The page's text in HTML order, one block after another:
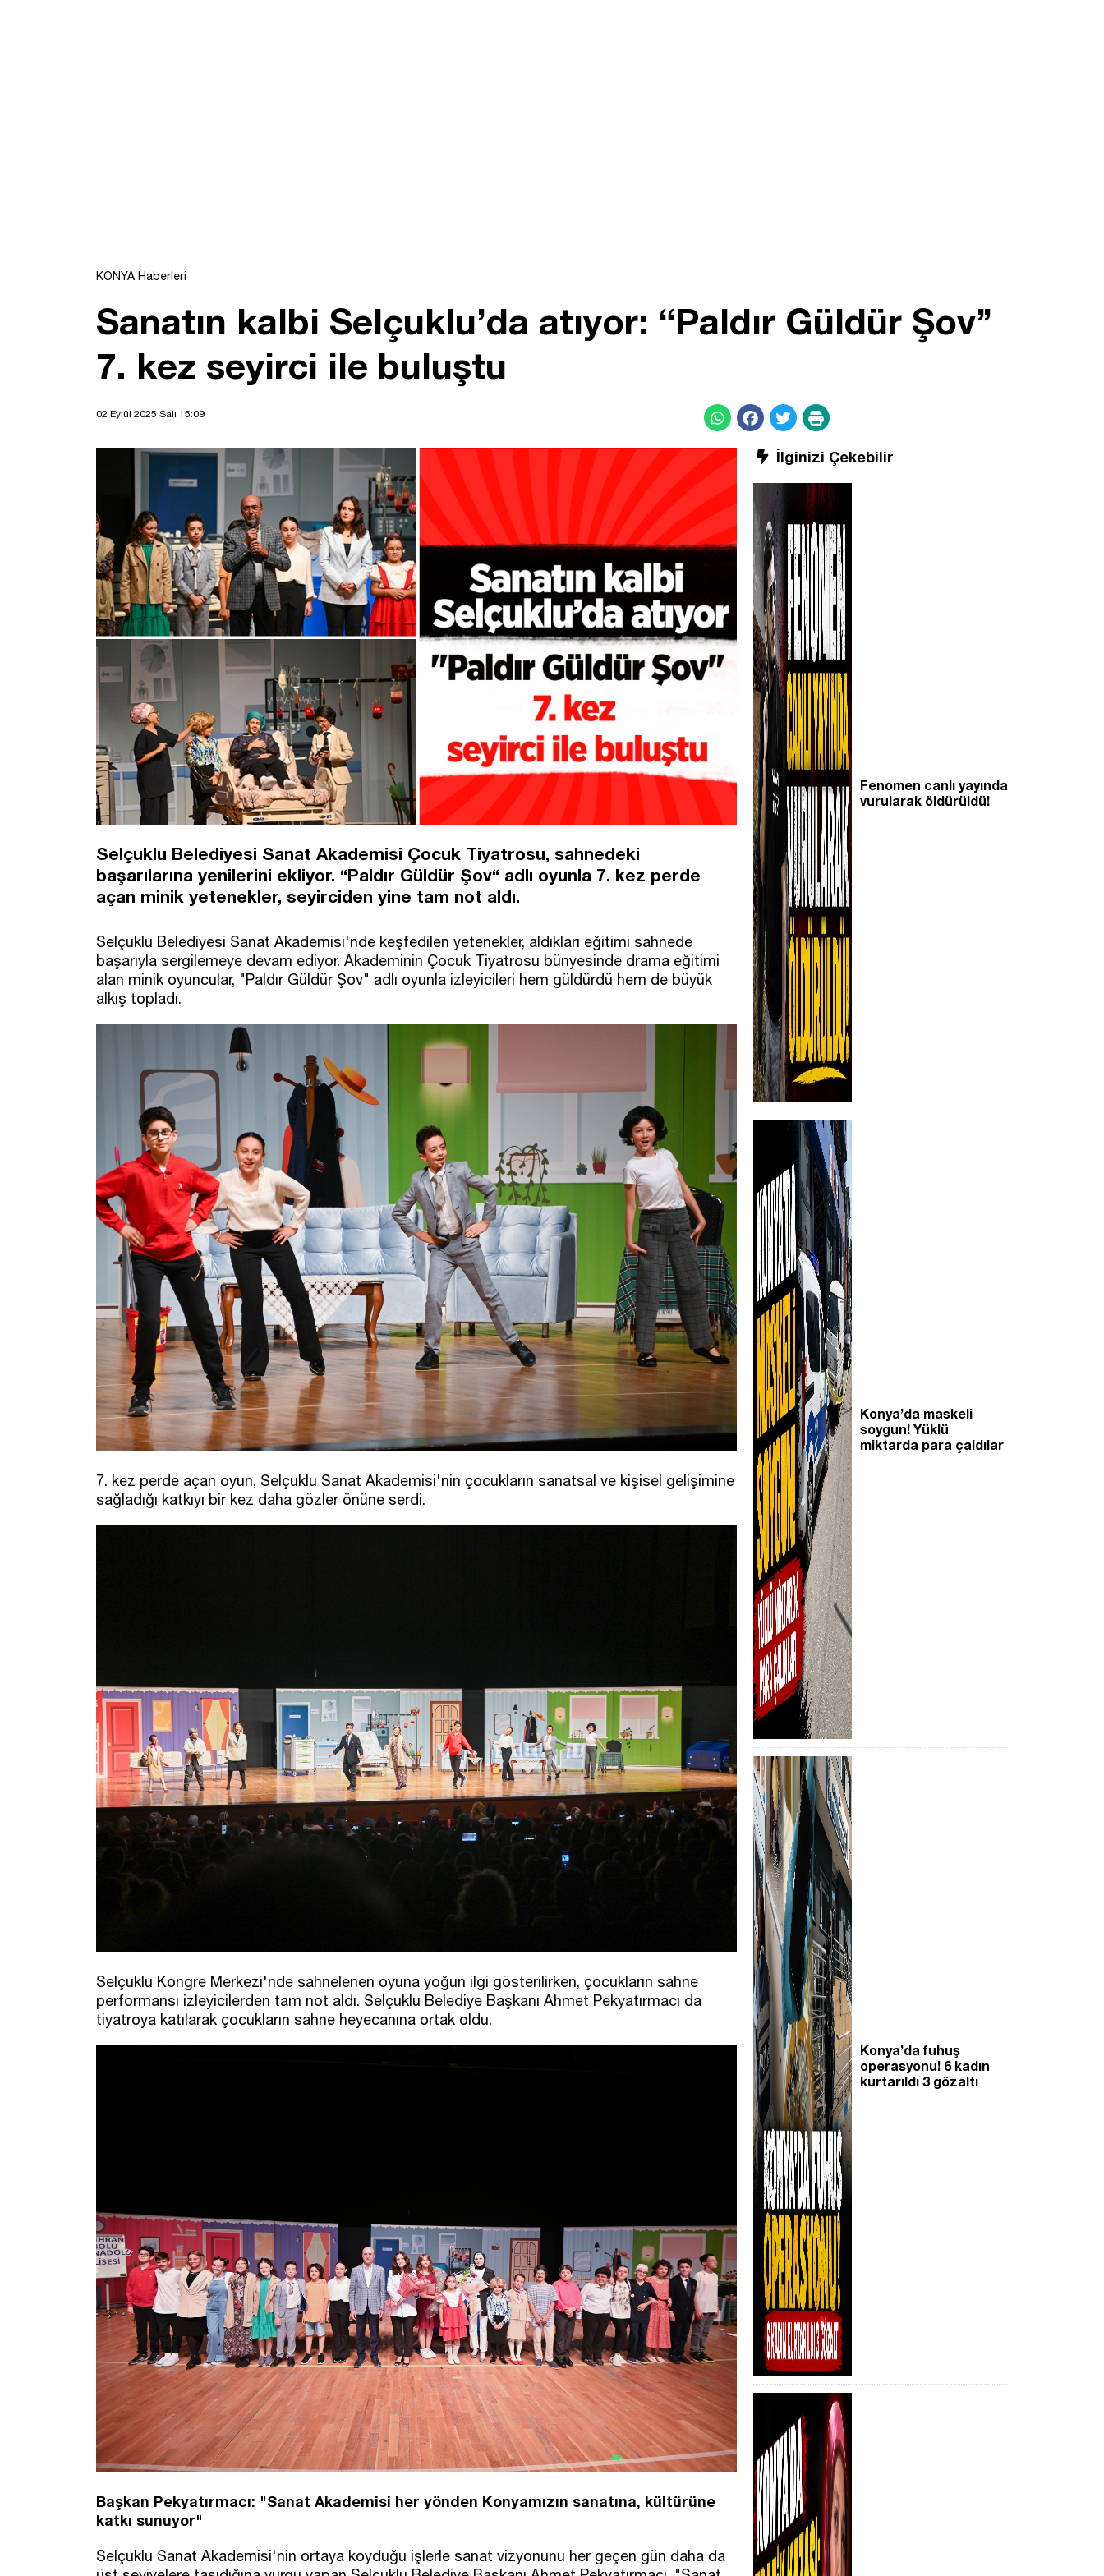
KONYA Haberleri
Sanatın kalbi Selçuklu’da atıyor: “Paldır Güldür Şov’’
7. kez seyirci ile buluştu
02 Eylül 2025 Salı 15:09
Selçuklu Belediyesi Sanat Akademisi Çocuk Tiyatrosu, sahnedeki
başarılarına yenilerini ekliyor. “Paldır Güldür Şov“ adlı oyunla 7. kez perde
açan minik yetenekler, seyirciden yine tam not aldı.
Selçuklu Belediyesi Sanat Akademisi'nde keşfedilen yetenekler, aldıkları eğitimi sahnede
başarıyla sergilemeye devam ediyor. Akademinin Çocuk Tiyatrosu bünyesinde drama eğitimi
alan minik oyuncular, "Paldır Güldür Şov" adlı oyunla izleyicileri hem güldürdü hem de büyük
alkış topladı.
7. kez perde açan oyun, Selçuklu Sanat Akademisi'nin çocukların sanatsal ve kişisel gelişimine
sağladığı katkıyı bir kez daha gözler önüne serdi.
Selçuklu Kongre Merkezi'nde sahnelenen oyuna yoğun ilgi gösterilirken, çocukların sahne
performansı izleyicilerden tam not aldı. Selçuklu Belediye Başkanı Ahmet Pekyatırmacı da
tiyatroya katılarak çocukların sahne heyecanına ortak oldu.
Başkan Pekyatırmacı: "Sanat Akademisi her yönden Konyamızın sanatına, kültürüne
katkı sunuyor"
Selçuklu Sanat Akademisi'nin ortaya koyduğu işlerle sanat vizyonunu her geçen gün daha da
İlginizi Çekebilir
Fenomen canlı yayında
vurularak öldürüldü!
Konya’da maskeli
soygun! Yüklü
miktarda para çaldılar
Konya’da fuhuş
operasyonu! 6 kadın
kurtarıldı 3 gözaltı